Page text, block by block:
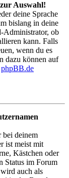
Auswahl!
deine Sprache
bislang in deine
Administrator, ob
kann. Falls
wenn du es
dazu können auf
phpBB.de
bei deinem
ist meist mit
Kästchen oder
Status im Forum
auch als